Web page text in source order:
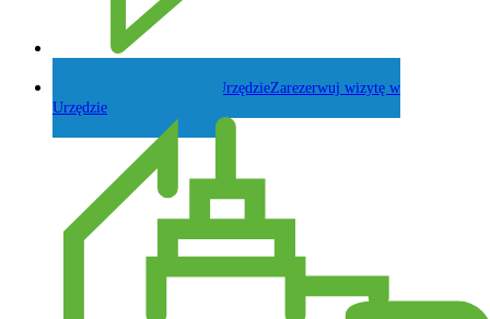
Zarezerwuj wizytę w
Urzędzie